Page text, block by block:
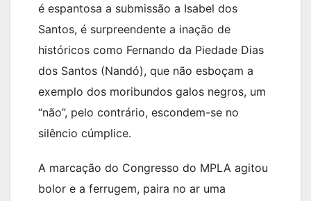
é espantosa a submissão a Isabel dos
Santos, é surpreendente a inação de
históricos como Fernando da Piedade Dias
dos Santos (Nandó), que não esboçam a
exemplo dos moribundos galos negros, um
“não”, pelo contrário, escondem-se no
silêncio cúmplice.
A marcação do Congresso do MPLA agitou
bolor e a ferrugem, paira no ar uma